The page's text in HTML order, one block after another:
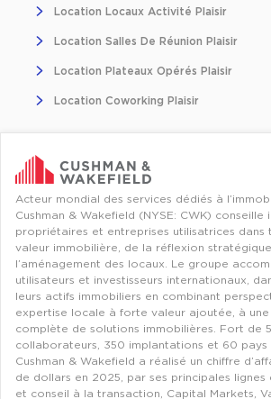
Location Locaux Activité Plaisir
Location Salles De Réunion Plaisir
Location Plateaux Opérés Plaisir
Location Coworking Plaisir
Acteur mondial des services dédiés à
Cushman & Wakefield (NYSE: CWK) conseille
propriétaires et entreprises utilisatrices dans
valeur immobilière, de la réflexion stratégique
l’aménagement des locaux. Le groupe
utilisateurs et investisseurs internationaux,
leurs actifs immobiliers en combinant
expertise locale à forte valeur ajoutée, à
complète de solutions immobilières. Fort de
collaborateurs, 350 implantations et 60 pays
Cushman & Wakefield a réalisé un chiffre
de dollars en 2025, par ses principales lignes
et conseil à la transaction, Capital Markets,